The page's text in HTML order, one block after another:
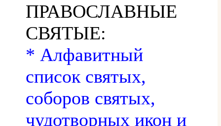
ПРАВОСЛАВНЫЕ
СВЯТЫЕ:
* Алфавитный
список святых,
соборов святых,
чудотворных икон и